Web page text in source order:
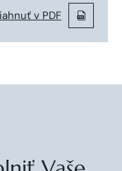
v PDF